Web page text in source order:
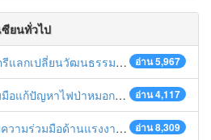
ซียนทั่วไป
อ่าน 5,967
นธรรมไทย-บรูไนฯ "อาไล พาเพลิน”
อ่าน 4,117
ตรียมพร้อมเปิดช่องทางห้วยต้นนุ่นเป็นด่านถาวร
อ่าน 8,309
งงานระหว่างประเทศสู่การพัฒนาที่ยั่งยืน